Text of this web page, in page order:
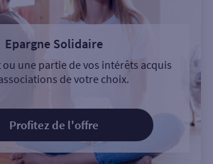
Epargne Solidaire
ou une partie de vos intérêts acquis
de votre choix.
Profitez de l'offre